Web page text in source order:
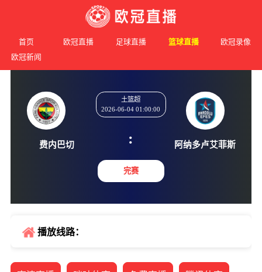
首页 欧冠直播 足球直播 篮球直播
欧冠录像
欧冠新闻
:
播放线路：